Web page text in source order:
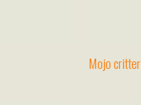
Mojo critter